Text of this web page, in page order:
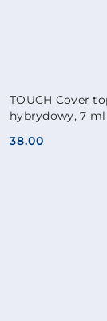
TOUCH Cover
hybrydowy, 7 ml
Cena:
38.00